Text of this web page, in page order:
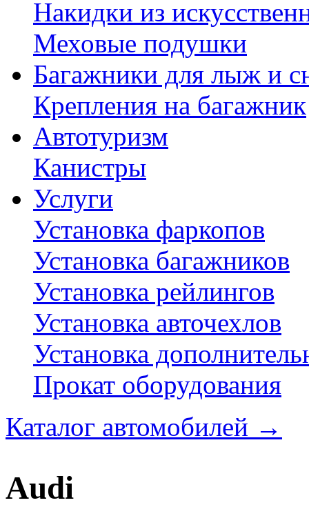
Накидки из
Меховые подушки
Багажники для лыж и
Крепления на багажник
Автотуризм
Канистры
Услуги
Установка фаркопов
Установка багажников
Установка рейлингов
Установка авточехлов
Установка
Прокат оборудования
Каталог автомобилей →
Audi